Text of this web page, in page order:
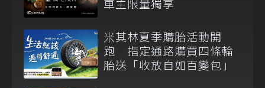
車主限量獨享
米其林夏季購胎活動開
跑 指定通路購買四條輪
胎送「收放自如百變包」